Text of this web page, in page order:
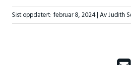
Sist oppdatert:februar 8, 2024| Av Judith